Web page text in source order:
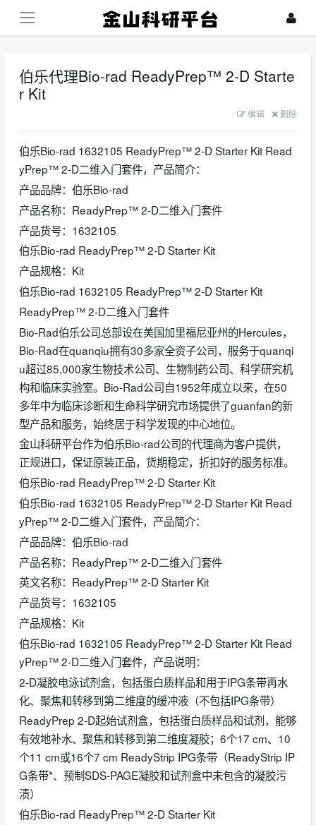
伯乐代理Bio-rad ReadyPrep™ 2-D Starte
r Kit
编辑 删除
伯乐Bio-rad 1632105 ReadyPrep™ 2-D Starter Kit Read
yPrep™ 2-D二维入门套件，产品简介：
产品品牌：伯乐Bio-rad
产品名称：ReadyPrep™ 2-D二维入门套件
产品货号：1632105
伯乐Bio-rad ReadyPrep™ 2-D Starter Kit
产品规格：Kit
伯乐Bio-rad 1632105 ReadyPrep™ 2-D Starter Kit
ReadyPrep™ 2-D二维入门套件
Bio-Rad伯乐公司总部设在美国加里福尼亚州的Hercules，
Bio-Rad在quanqiu拥有30多家全资子公司，服务于quanqi
u超过85,000家生物技术公司、生物制药公司、科学研究机
构和临床实验室。Bio-Rad公司自1952年成立以来，在50
多年中为临床诊断和生命科学研究市场提供了guanfan的新
型产品和服务，始终居于科学发现的中心地位。
金山科研平台作为伯乐Bio-rad公司的代理商为客户提供，
正规进口，保证原装正品，货期稳定，折扣好的服务标准。
伯乐Bio-rad ReadyPrep™ 2-D Starter Kit
伯乐Bio-rad 1632105 ReadyPrep™ 2-D Starter Kit Read
yPrep™ 2-D二维入门套件，产品简介：
产品品牌：伯乐Bio-rad
产品名称：ReadyPrep™ 2-D二维入门套件
英文名称：ReadyPrep™ 2-D Starter Kit
产品货号：1632105
产品规格：Kit
伯乐Bio-rad 1632105 ReadyPrep™ 2-D Starter Kit Read
yPrep™ 2-D二维入门套件，产品说明：
2-D凝胶电泳试剂盒，包括蛋白质样品和用于IPG条带再水
化、聚焦和转移到第二维度的缓冲液（不包括IPG条带）
ReadyPrep 2-D起始试剂盒，包括蛋白质样品和试剂，能够
有效地补水、聚焦和转移到第二维度凝胶；6个17 cm、10
个11 cm或16个7 cm ReadyStrip IPG条带（ReadyStrip IP
G条带*、预制SDS-PAGE凝胶和试剂盒中未包含的凝胶污
渍）
伯乐Bio-rad ReadyPrep™ 2-D Starter Kit